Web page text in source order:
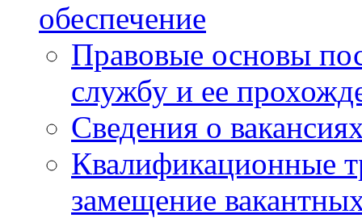
обеспечение
Правовые основы
службу и ее
Сведения о
Квалификационные
замещение